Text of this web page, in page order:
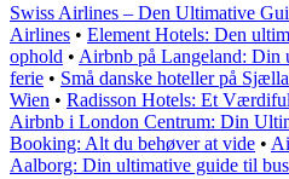
Swiss Airlines – Den Ultimative
Airlines • Element Hotels: Den
ophold • Airbnb på Langeland: Din
ferie • Små danske hoteller på
Wien • Radisson Hotels: Et
Airbnb i London Centrum: Din
Booking: Alt du behøver at vide •
Aalborg: Din ultimative guide til